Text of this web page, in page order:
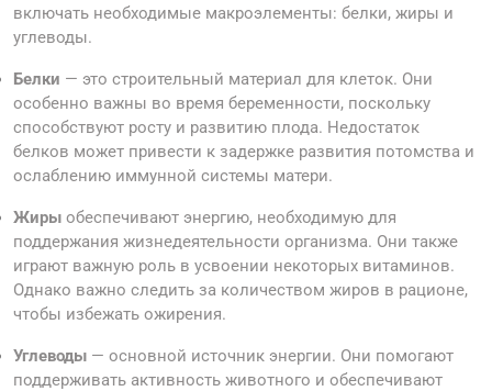
включать необходимые макроэлементы: белки, жиры и
углеводы.
Белки — это строительный материал для клеток. Они
особенно важны во время беременности, поскольку
способствуют росту и развитию плода. Недостаток
белков может привести к задержке развития потомства и
ослаблению иммунной системы матери.
Жиры обеспечивают энергию, необходимую для
поддержания жизнедеятельности организма. Они также
играют важную роль в усвоении некоторых витаминов.
Однако важно следить за количеством жиров в рационе,
чтобы избежать ожирения.
Углеводы — основной источник энергии. Они помогают
поддерживать активность животного и обеспечивают